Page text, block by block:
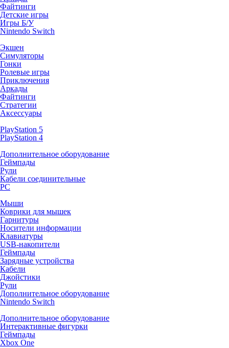
Файтинги
Детские игры
Игры Б/У
Nintendo Switch
Экшен
Симуляторы
Гонки
Ролевые игры
Приключения
Аркады
Файтинги
Стратегии
Аксессуары
PlayStation 5
PlayStation 4
Дополнительное оборудование
Геймпады
Рули
Кабели соединительные
PC
Мыши
Коврики для мышек
Гарнитуры
Носители информации
Клавиатуры
USB-накопители
Геймпады
Зарядные устройства
Кабели
Джойстики
Рули
Дополнительное оборудование
Nintendo Switch
Дополнительное оборудование
Интерактивные фигурки
Геймпады
Xbox One